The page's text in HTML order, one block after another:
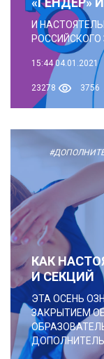
И
15:44 04.01.2021
23278 3756
КАК
И СЕКЦИЙ
ЭТА ОСЕНЬ
ЗАКРЫТИЕМ